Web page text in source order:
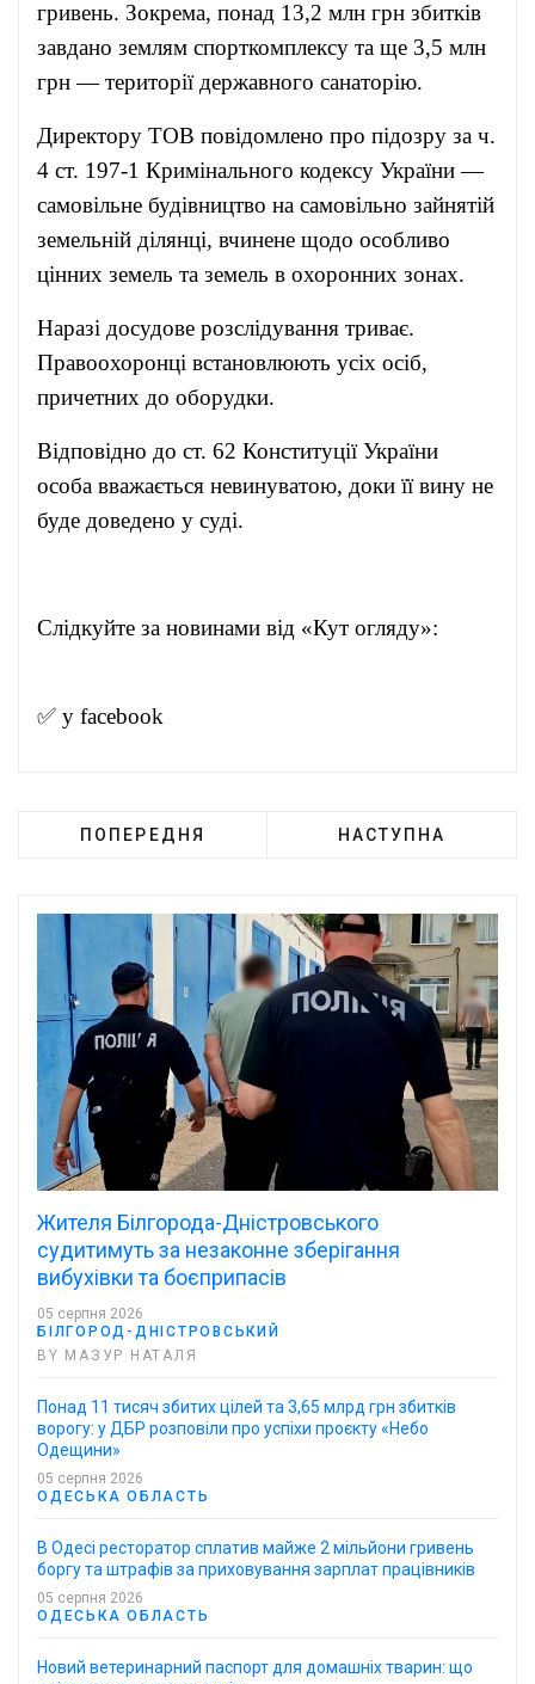
гривень. Зокрема, понад 13,2 млн грн збитків
завдано землям спорткомплексу та ще 3,5 млн
грн — території державного санаторію.
Директору ТОВ повідомлено про підозру за ч.
4 ст. 197-1 Кримінального кодексу України —
самовільне будівництво на самовільно зайнятій
земельній ділянці, вчинене щодо особливо
цінних земель та земель в охоронних зонах.
Наразі досудове розслідування триває.
Правоохоронці встановлюють усіх осіб,
причетних до оборудки.
Відповідно до ст. 62 Конституції України
особа вважається невинуватою, доки її вину не
буде доведено у суді.
Слідкуйте за новинами від «Кут огляду»:
✅ у facebook
ПОПЕРЕДНЯ НАСТУПНА
Жителя Білгорода-Дністровського
судитимуть за незаконне зберігання
вибухівки та боєприпасів
05 серпня 2026
БІЛГОРОД-ДНІСТРОВСЬКИЙ
BY МАЗУР НАТАЛЯ
Понад 11 тисяч збитих цілей та 3,65 млрд грн збитків
ворогу: у ДБР розповіли про успіхи проєкту «Небо
Одещини»
05 серпня 2026
ОДЕСЬКА ОБЛАСТЬ
В Одесі ресторатор сплатив майже 2 мільйони гривень
боргу та штрафів за приховування зарплат працівників
05 серпня 2026
ОДЕСЬКА ОБЛАСТЬ
Новий ветеринарний паспорт для домашніх тварин: що